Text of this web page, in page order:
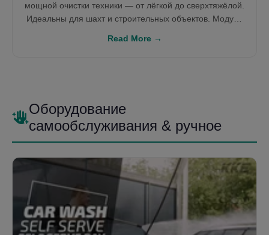
мощной очистки техники — от лёгкой до сверхтяжёлой.
Идеальны для шахт и строительных объектов. Модули
Read More →
Оборудование
самообслуживания & ручное